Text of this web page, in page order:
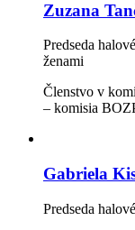
Zuzana
Predseda
ženami
Členstvo v
– komisia
Gabriela
Predseda